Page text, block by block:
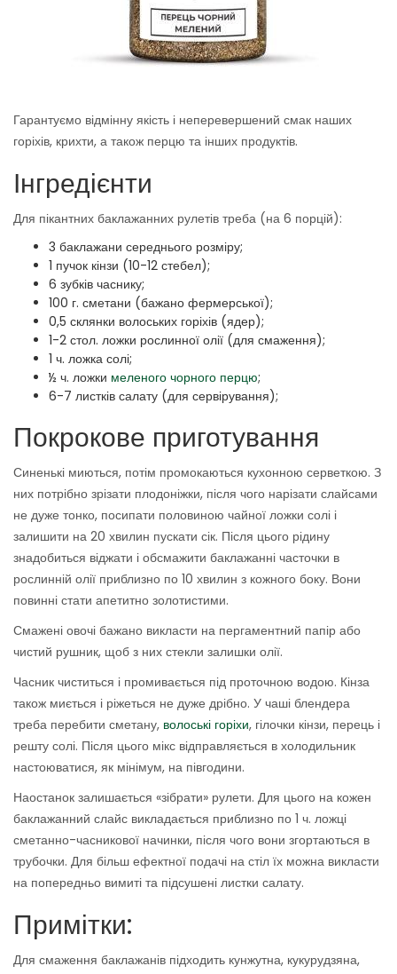
Гарантуємо відмінну якість і неперевершений смак наших
горіхів, крихти, а також перцю та інших продуктів.
Інгредієнти
Для пікантних баклажанних рулетів треба (на 6 порцій):
3 баклажани середнього розміру;
1 пучок кінзи (10-12 стебел);
6 зубків часнику;
100 г. сметани (бажано фермерської);
0,5 склянки волоських горіхів (ядер);
1-2 стол. ложки рослинної олії (для смаження);
1 ч. ложка солі;
½ ч. ложки меленого чорного перцю;
6-7 листків салату (для сервірування);
Покрокове приготування
Синенькі миються, потім промокаються кухонною серветкою. З
них потрібно зрізати плодоніжки, після чого нарізати слайсами
не дуже тонко, посипати половиною чайної ложки солі і
залишити на 20 хвилин пускати сік. Після цього рідину
знадобиться віджати і обсмажити баклажанні часточки в
рослинній олії приблизно по 10 хвилин з кожного боку. Вони
повинні стати апетитно золотистими.
Смажені овочі бажано викласти на пергаментний папір або
чистий рушник, щоб з них стекли залишки олії.
Часник чиститься і промивається під проточною водою. Кінза
також миється і ріжеться не дуже дрібно. У чаші блендера
треба перебити сметану, волоські горіхи, гілочки кінзи, перець і
решту солі. Після цього мікс відправляється в холодильник
настоюватися, як мінімум, на півгодини.
Наостанок залишається «зібрати» рулети. Для цього на кожен
баклажанний слайс викладається приблизно по 1 ч. ложці
сметанно-часникової начинки, після чого вони згортаються в
трубочки. Для більш ефектної подачі на стіл їх можна викласти
на попередньо вимиті та підсушені листки салату.
Примітки:
Для смаження баклажанів підходить кунжутна, кукурудзяна,